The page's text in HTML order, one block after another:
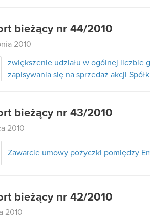
bieżący nr 44/2010
2010
zwiększenie udziału w ogólnej liczbie
zapisywania się na sprzedaż akcji
bieżący nr 43/2010
2010
Zawarcie umowy pożyczki pomiędzy
bieżący nr 42/2010
2010